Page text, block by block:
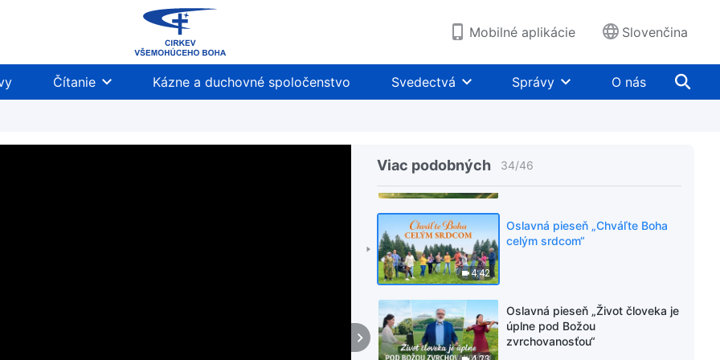
Mobilné aplikácie Slovenčina
Čítanie Kázne a duchovné spoločenstvo Svedectvá Správy O nás
Viac podobných 34/46
10:09
nažive“
4:42
4:42
Oslavná pieseň „Chváľte Boha
celým srdcom“
Oslavná pieseň „Život človeka je
úplne pod Božou
zvrchovanosťou“